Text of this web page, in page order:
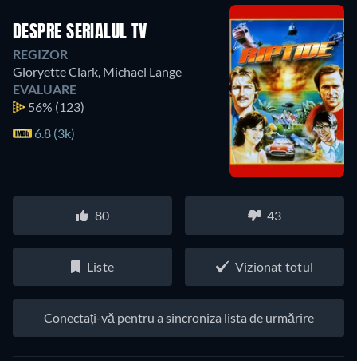
DESPRE SERIALUL TV
REGIZOR
Gloryette Clark, Michael Lange
EVALUARE
56% (123)
6.8 (3k)
80 43
Liste Vizionat totul
Conectați-vă pentru a sincroniza lista de urmărire